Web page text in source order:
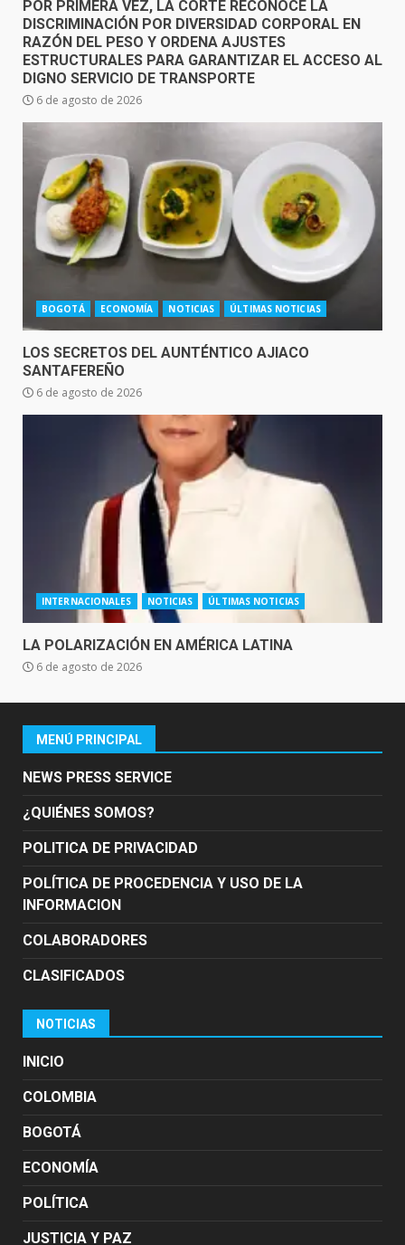
POR PRIMERA VEZ, LA CORTE RECONOCE LA
DISCRIMINACIÓN POR DIVERSIDAD CORPORAL EN
RAZÓN DEL PESO Y ORDENA AJUSTES
ESTRUCTURALES PARA GARANTIZAR EL ACCESO AL
DIGNO SERVICIO DE TRANSPORTE
6 de agosto de 2026
BOGOTÁ ECONOMÍA NOTICIAS ÚLTIMAS NOTICIAS
LOS SECRETOS DEL AUNTÉNTICO AJIACO
SANTAFEREÑO
6 de agosto de 2026
INTERNACIONALES NOTICIAS ÚLTIMAS NOTICIAS
LA POLARIZACIÓN EN AMÉRICA LATINA
6 de agosto de 2026
MENÚ PRINCIPAL
NEWS PRESS SERVICE
¿QUIÉNES SOMOS?
POLITICA DE PRIVACIDAD
POLÍTICA DE PROCEDENCIA Y USO DE LA
INFORMACION
COLABORADORES
CLASIFICADOS
NOTICIAS
INICIO
COLOMBIA
BOGOTÁ
ECONOMÍA
POLÍTICA
JUSTICIA Y PAZ